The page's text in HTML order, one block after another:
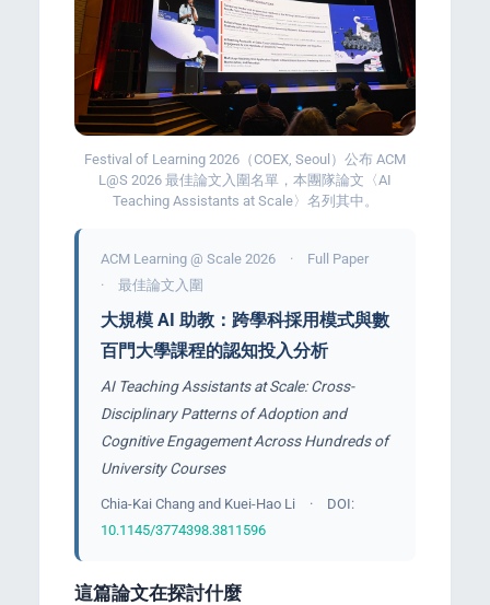
Festival of Learning 2026（COEX, Seoul）公布 ACM
L@S 2026 最佳論文入圍名單，本團隊論文〈AI
Teaching Assistants at Scale〉名列其中。
ACM Learning @ Scale 2026 · Full Paper
· 最佳論文入圍
大規模 AI 助教：跨學科採用模式與數
百門大學課程的認知投入分析
AI Teaching Assistants at Scale: Cross-
Disciplinary Patterns of Adoption and
Cognitive Engagement Across Hundreds of
University Courses
Chia-Kai Chang and Kuei-Hao Li · DOI:
10.1145/3774398.3811596
這篇論文在探討什麼